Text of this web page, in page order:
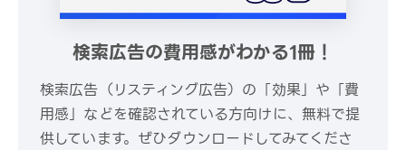
検索広告の費用感がわかる1冊！
検索広告（リスティング広告）の「効果」や「費
用感」などを確認されている方向けに、無料で提
供しています。ぜひダウンロードしてみてくださ